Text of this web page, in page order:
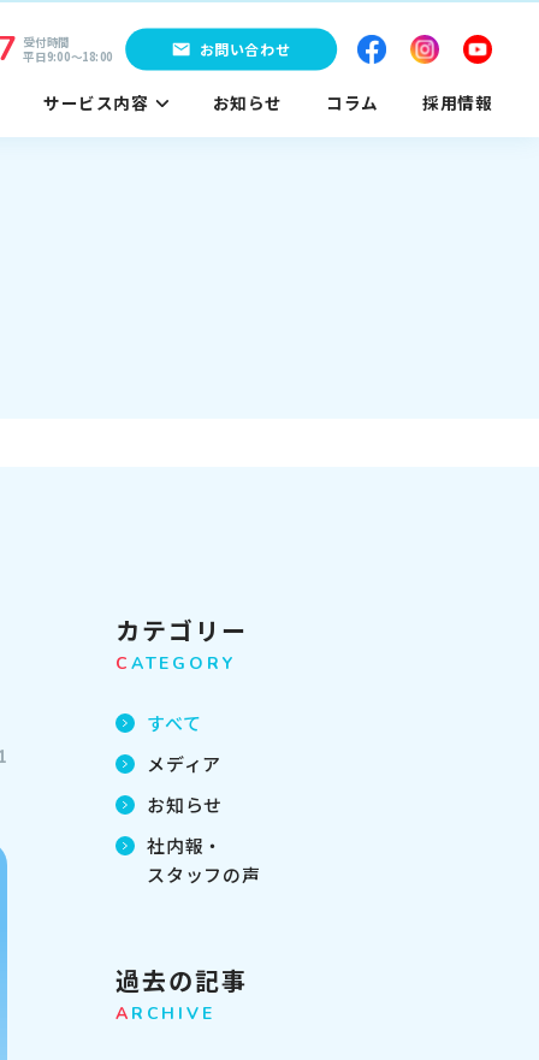
受付時間
平日9:00〜18:00
お問い合わせ
サービス内容 お知らせ コラム 採用情報
カテゴリー
C ATEGORY
すべて
メディア
お知らせ
社内報・
スタッフの声
過去の記事
A RCHIVE